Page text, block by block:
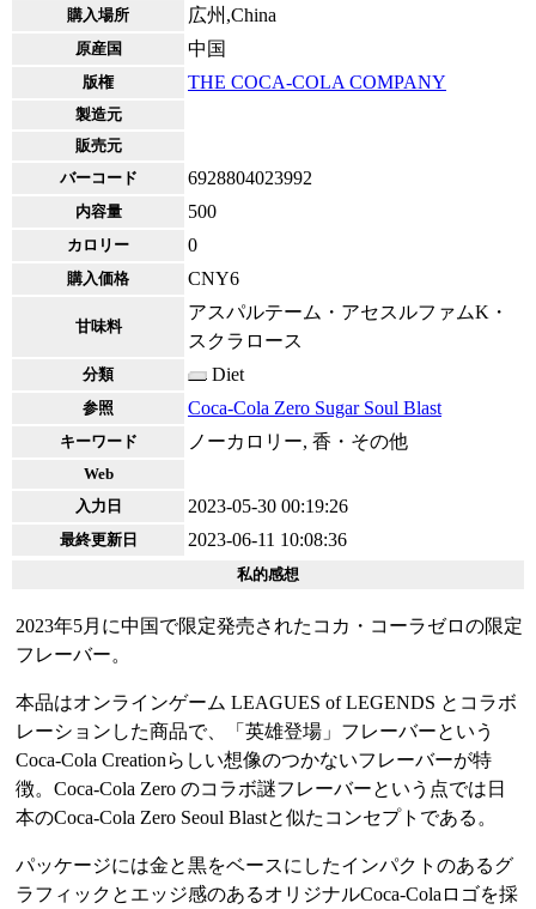
購入場所 広州,China
原産国 中国
版権 THE COCA-COLA COMPANY
製造元
販売元
バーコード
6928804023992
内容量 500
カロリー 0
購入価格 CNY6
甘味料
アスパルテーム・アセスルファムK・
スクラロース
分類 Diet
参照 Coca-Cola Zero Sugar Soul Blast
キーワード ノーカロリー, 香・その他
Web
入力日
2023-05-30 00:19:26
最終更新日 2023-06-11 10:08:36
私的感想
2023年5月に中国で限定発売されたコカ・コーラゼロの限定
フレーバー。
本品はオンラインゲーム LEAGUES of LEGENDS とコラボ
レーションした商品で、「英雄登場」フレーバーという
Coca-Cola Creationらしい想像のつかないフレーバーが特
徴。Coca-Cola Zero のコラボ謎フレーバーという点では日
本のCoca-Cola Zero Seoul Blastと似たコンセプトである。
パッケージには金と黒をベースにしたインパクトのあるグ
ラフィックとエッジ感のあるオリジナルCoca-Colaロゴを採